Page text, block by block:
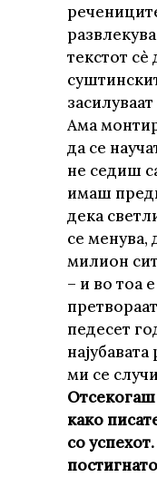
текстот сè
Ама
да се
не седиш
имаш
дека
се менува,
милион
– и во тоа
педесет
ми се
како
со